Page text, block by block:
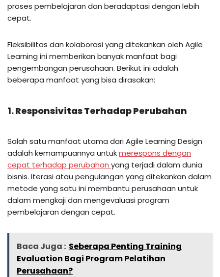
proses pembelajaran dan beradaptasi dengan lebih
cepat.
Fleksibilitas dan kolaborasi yang ditekankan oleh Agile
Learning ini memberikan banyak manfaat bagi
pengembangan perusahaan. Berikut ini adalah
beberapa manfaat yang bisa dirasakan:
1. Responsivitas Terhadap Perubahan
Salah satu manfaat utama dari Agile Learning Design
adalah kemampuannya untukmerespons dengan
cepat terhadap perubahan yang terjadi dalam dunia
bisnis. Iterasi atau pengulangan yang ditekankan dalam
metode yang satu ini membantu perusahaan untuk
dalam mengkaji dan mengevaluasi program
pembelajaran dengan cepat.
Baca Juga : Seberapa Penting Training
Evaluation Bagi Program Pelatihan
Perusahaan?